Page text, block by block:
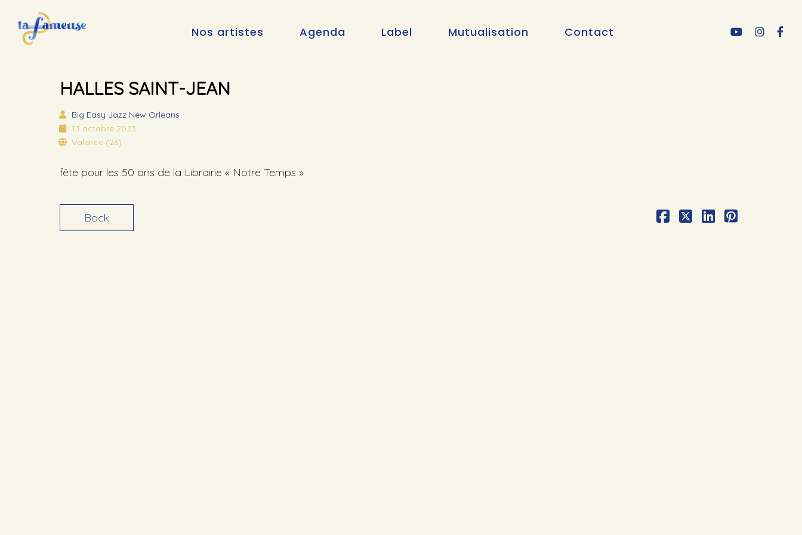
Nos artistes Agenda Label Mutualisation Contact
HALLES SAINT-JEAN
Big Easy Jazz New Orleans
13 octobre 2023
Valence (26)
fête pour les 50 ans de la Librairie « Notre Temps »
Back